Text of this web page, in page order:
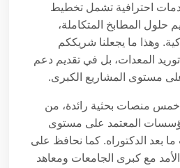
احترافية تشمل تخطيط
حلول المطابخ المتكاملة،
وهذا ما يجعلنا شريككم
المعدات، بل في تقديم دعم
مستوى المشاريع الكبرى.
خمس منصات بحثية رائدة، من
المعتمد على مستوى
بعد الدكتوراه. كما نحافظ على
مع كبرى الجامعات ومعاهد